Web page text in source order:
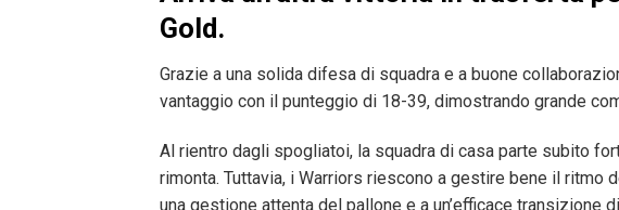
Gold.
Grazie a una solida difesa di squadra e a buone
vantaggio con il punteggio di 18-39, dimostrando grande
Al rientro dagli spogliatoi, la squadra di casa parte subito
rimonta. Tuttavia, i Warriors riescono a gestire bene il ritmo
una gestione attenta del pallone e a un’efficace transizione